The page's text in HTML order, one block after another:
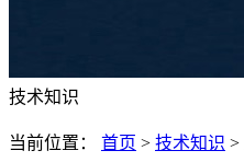
技术知识
当前位置： 首页 > 技术知识 >